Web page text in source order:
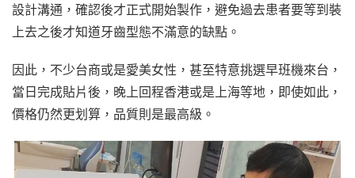
設計溝通，確認後才正式開始製作，避免過去患者要等到裝
上去之後才知道牙齒型態不滿意的缺點。
因此，不少台商或是愛美女性，甚至特意挑選早班機來台，
當日完成貼片後，晚上回程香港或是上海等地，即使如此，
價格仍然更划算，品質則是最高級。